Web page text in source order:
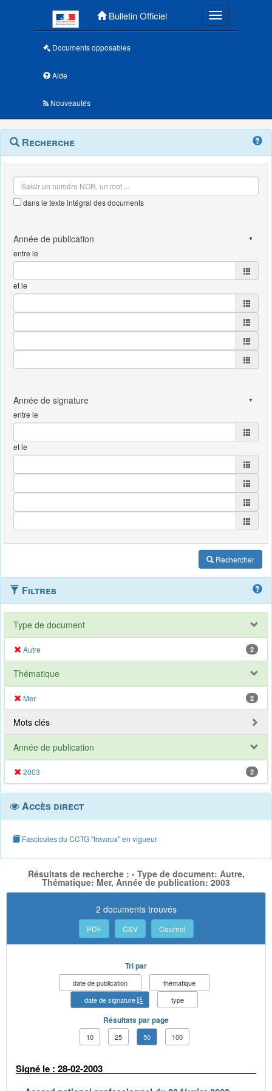
Bulletin Officiel Toggle
Documents opposables
Aide
Nouveautés
Navigation
outils
Menu
contextuel
Recherche
dans le texte intégral des documents
entre le
et le
entre le
et le
Rechercher
Filtres
Type de document
Autre 2
Thématique
Mer 2
Mots clés
Année de publication
2003 2
Accès direct
Fascicules du CCTG "travaux" en vigueur
Résultats de recherche : - Type de document: Autre,
Thématique: Mer, Année de publication: 2003
2 documents trouvés
PDF CSV Courriel
Tri par
date de publication
thématique
date de signature
type
Résultats par page
10 25 50 100
Signé le : 28-02-2003